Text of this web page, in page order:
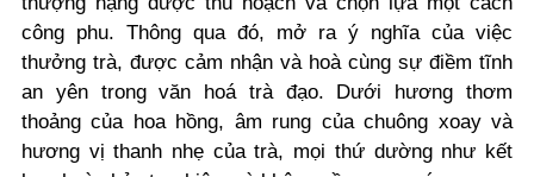
công phu. Thông qua đó, mở ra ý nghĩa của việc
thưởng trà, được cảm nhận và hoà cùng sự điềm tĩnh
an yên trong văn hoá trà đạo. Dưới hương thơm
thoảng của hoa hồng, âm rung của chuông xoay và
hương vị thanh nhẹ của trà, mọi thứ dường như kết